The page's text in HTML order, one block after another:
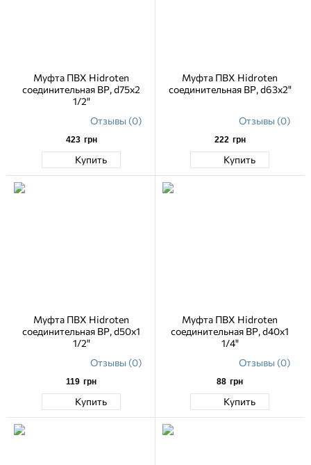
Муфта ПВХ Hidroten
соединительная ВР, d75х2
1/2"
Отзывы (0)
423 грн
Купить
Муфта ПВХ Hidroten
соединительная ВР, d63х2"
Отзывы (0)
222 грн
Купить
Муфта ПВХ Hidroten
соединительная ВР, d50х1
1/2"
Отзывы (0)
119 грн
Купить
Муфта ПВХ Hidroten
соединительная ВР, d40х1
1/4"
Отзывы (0)
88 грн
Купить